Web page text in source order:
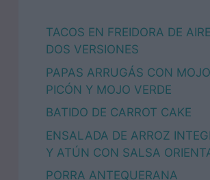
TACOS EN FREIDORA DE
DOS VERSIONES
PAPAS ARRUGÁS CON MOJO
PICÓN Y MOJO VERDE
BATIDO DE CARROT CAKE
ENSALADA DE ARROZ
Y ATÚN CON SALSA
PORRA ANTEQUERANA